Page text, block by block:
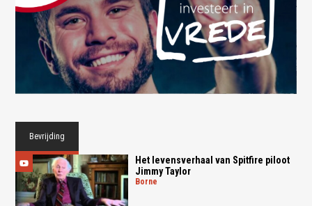
Bevrijding
Het levensverhaal van Spitfire piloot
Jimmy Taylor
borne